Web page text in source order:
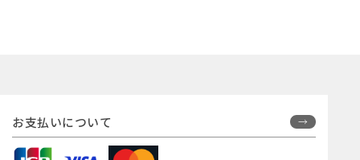
お支払いについて